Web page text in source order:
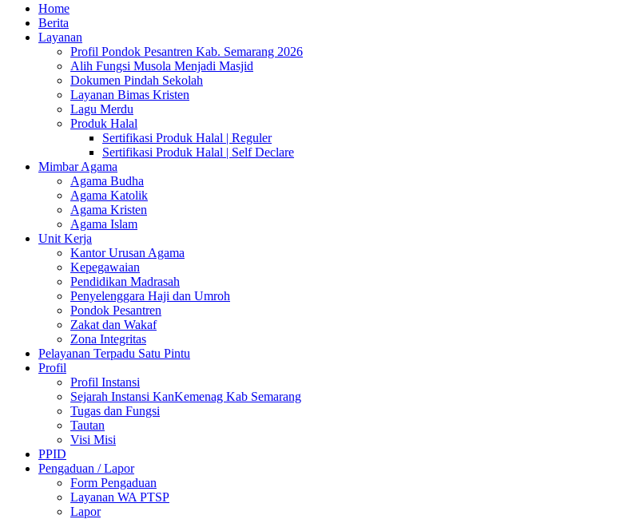
Home
Berita
Layanan
Profil Pondok Pesantren Kab. Semarang 2026
Alih Fungsi Musola Menjadi Masjid
Dokumen Pindah Sekolah
Layanan Bimas Kristen
Lagu Merdu
Produk Halal
Sertifikasi Produk Halal | Reguler
Sertifikasi Produk Halal | Self Declare
Mimbar Agama
Agama Budha
Agama Katolik
Agama Kristen
Agama Islam
Unit Kerja
Kantor Urusan Agama
Kepegawaian
Pendidikan Madrasah
Penyelenggara Haji dan Umroh
Pondok Pesantren
Zakat dan Wakaf
Zona Integritas
Pelayanan Terpadu Satu Pintu
Profil
Profil Instansi
Sejarah Instansi KanKemenag Kab Semarang
Tugas dan Fungsi
Tautan
Visi Misi
PPID
Pengaduan / Lapor
Form Pengaduan
Layanan WA PTSP
Lapor